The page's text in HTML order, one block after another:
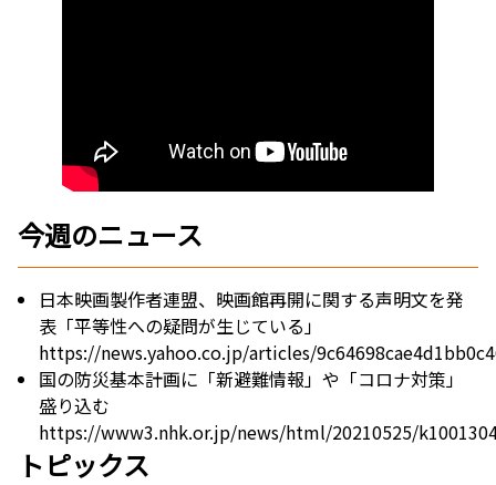
今週のニュース
日本映画製作者連盟、映画館再開に関する声明文を発
表「平等性への疑問が生じている」
https://news.yahoo.co.jp/articles/
国の防災基本計画に「新避難情報」や「コロナ対策」
盛り込む
https://www3.nhk.or.jp/news/html/20210525/
トピックス